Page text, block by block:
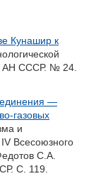
Кунашир к
АН СССР. № 24.
—
газовых
и
Всесоюзного
С.А.
С. 119.